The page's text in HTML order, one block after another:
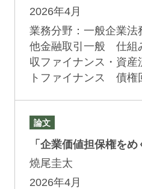
2026年4月
業務分野：一般企業
他金融取引一般 仕組
収ファイナンス・資
トファイナンス 債
論文
「企業価値担保権をめ
燒尾圭太
2026年4月